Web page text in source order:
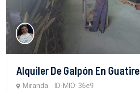
Alquiler De Galpón En Guatire
Miranda ID-MIO: 36e9